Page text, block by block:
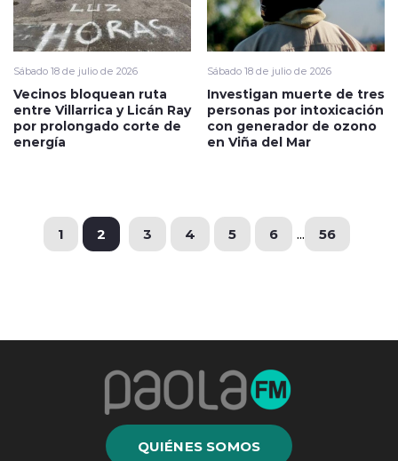
Sábado 18 de julio de 2026
Vecinos bloquean ruta
entre Villarrica y Licán Ray
por prolongado corte de
energía
Sábado 18 de julio de 2026
Investigan muerte de tres
personas por intoxicación
con generador de ozono
en Viña del Mar
1 2 3 4 5 6 ... 56
QUIÉNES SOMOS